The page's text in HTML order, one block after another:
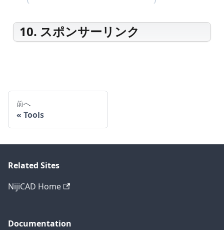
10. スポンサーリンク
前へ
Tools
Related Sites
NijiCAD Home
Documentation